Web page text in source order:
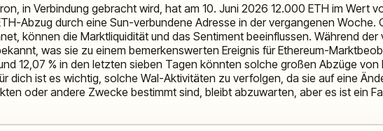
in Verbindung gebracht wird, hat am 10. Juni 2026 12.000 ETH im Wert
Abzug durch eine Sun-verbundene Adresse in der vergangenen
können die Marktliquidität und das Sentiment beeinflussen. Während
was sie zu einem bemerkenswerten Ereignis für Ethereum-
12,07 % in den letzten sieben Tagen könnten solche großen Abzüge
dich ist es wichtig, solche Wal-Aktivitäten zu verfolgen, da sie auf eine
oder andere Zwecke bestimmt sind, bleibt abzuwarten, aber es ist ein